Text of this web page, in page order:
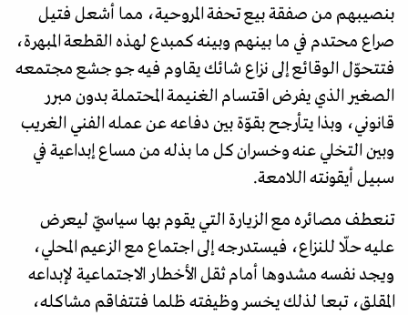
بنصيبهم من صفقة بيع تحفة المروحية، مما أشعل فتيل
صراع محتدم في ما بينهم وبينه كمبدع لهذه القطعة المبهرة،
فتتحوّل الوقائع إلى نزاع شائك يقاوم فيه جو جشع مجتمعه
الصغير الذي يفرض اقتسام الغنيمة المحتملة بدون مبرر
قانوني، وبذا يتأرجح بقوّة بين دفاعه عن عمله الفني الغريب
وبين التخلي عنه وخسران كل ما بذله من مساع إبداعية في
سبيل أيقونته اللامعة.
تنعطف مصائره مع الزيارة التي يقوم بها سياسيّ ليعرض
عليه حلّا للنزاع، فيستدرجه إلى اجتماع مع الزعيم المحلي،
ويجد نفسه مشدوها أمام ثقل الأخطار الاجتماعية لإبداعه
المقلق، تبعا لذلك يخسر وظيفته ظلما فتتفاقم مشاكله،